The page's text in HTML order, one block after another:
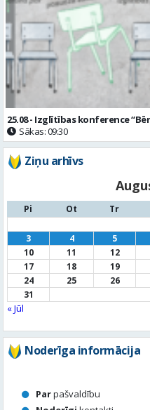
25.08 - Izglītības konference
Sākas: 09:30
Ziņu arhīvs
Pi Ot Tr
3
4 5
10
11 12
17
18 19
24
25 26
31
« Jūl
Noderīga informācija
Parpašvaldību